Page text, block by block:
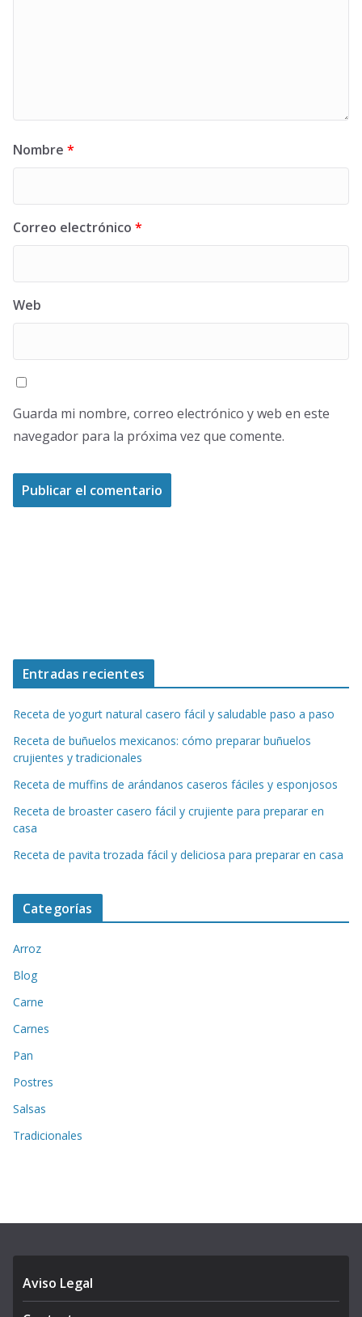
Nombre *
Correo electrónico *
Web
Guarda mi nombre, correo electrónico y web en este
navegador para la próxima vez que comente.
Entradas recientes
Receta de yogurt natural casero fácil y saludable paso a paso
Receta de buñuelos mexicanos: cómo preparar buñuelos
crujientes y tradicionales
Receta de muffins de arándanos caseros fáciles y esponjosos
Receta de broaster casero fácil y crujiente para preparar en
casa
Receta de pavita trozada fácil y deliciosa para preparar en casa
Categorías
Arroz
Blog
Carne
Carnes
Pan
Postres
Salsas
Tradicionales
Aviso Legal